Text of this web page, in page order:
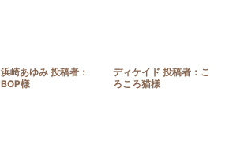
浜崎あゆみ 投稿者：
BOP様
ディケイド 投稿者：こ
ろころ猫様